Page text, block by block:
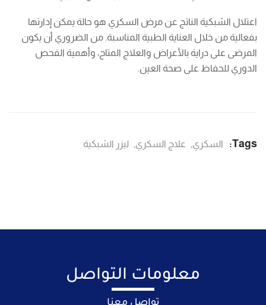
اعتلال الشبكية الناتج عن مرض السكري هو حالة يمكن إدارتها
بفعالية من خلال العناية الطبية المناسبة. من الضروري أن يكون
المرضى على دراية بالأعراض والعلاج المتاح، وأهمية الفحص
الدوري للحفاظ على صحة العين.
Tags: السكري, علاج السكري, ليزر الشبكية
معلومات التواصل